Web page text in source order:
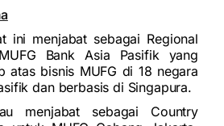
ini menjabat sebagai Regional
Bank Asia Pasifik yang
atas bisnis MUFG di 18 negara
dan berbasis di Singapura.
menjabat sebagai Country